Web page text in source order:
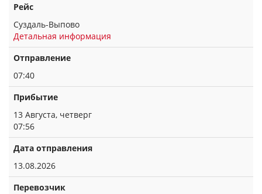
Рейс
Суздаль-Выпово
Детальная информация
Отправление
07:40
Прибытие
13 Августа, четверг
07:56
Дата отправления
13.08.2026
Перевозчик